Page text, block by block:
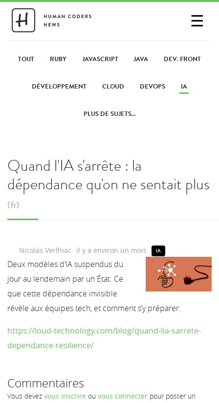
☰
PARTAGER UN LIEN
TOUT RUBY JAVASCRIPT JAVA DEV. FRONT
DÉVELOPPEMENT CLOUD DEVOPS IA
PLUS DE SUJETS...
Quand l'IA s'arrête : la
dépendance qu'on ne sentait plus
(fr)
Nicolas Verlhiac il y a environ un mois IA
Deux modèles d’IA suspendus du
jour au lendemain par un État. Ce
que cette dépendance invisible
révèle aux équipes tech, et comment s’y préparer.
https://loud-technology.com/blog/quand-lia-sarrete-
dependance-resilience/
Commentaires
Vous devez vous inscrire ou vous connecter pour poster un